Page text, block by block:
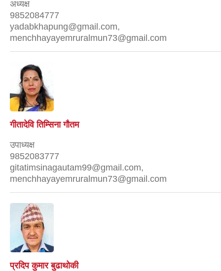
अध्यक्ष
9852084777
yadabkhapung@gmail.com,
menchhayayemruralmun73@gmail.com
गीतादेवि तिम्सिना गाैतम
उपाध्यक्ष
9852083777
gitatimsinagautam99@gmail.com,
menchhayayemruralmun73@gmail.com
प्रदिप कुमार बुढाथोकी